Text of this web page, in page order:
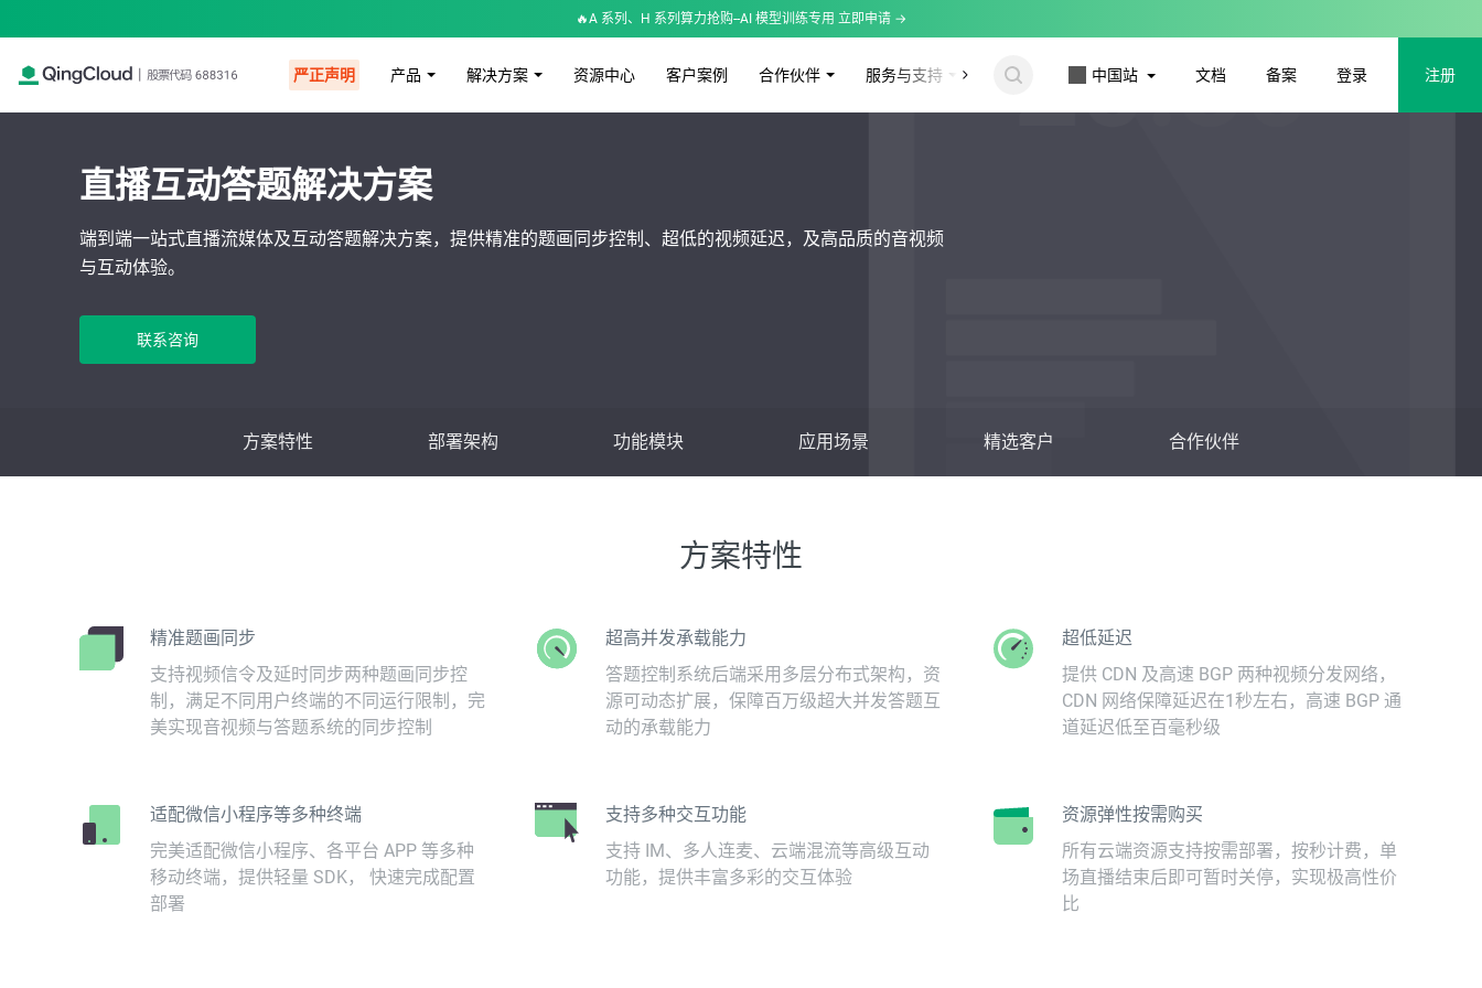
🔥A 系列、H 系列算力抢购--AI 模型训练专用 立即申请 →
严正声明 产品 解决方案 资源中心 客户案例 合作伙伴 服务与支持 更多 中国站 文档 备案 登录 注册
直播互动答题解决方案
端到端一站式直播流媒体及互动答题解决方案，提供精准的题画同步控制、超低的视频延迟，及高品质的音视频
与互动体验。
联系咨询
方案特性 部署架构 功能模块 应用场景 精选客户 合作伙伴
方案特性
精准题画同步
支持视频信令及延时同步两种题画同步控
制，满足不同用户终端的不同运行限制，完
美实现音视频与答题系统的同步控制
超高并发承载能力
答题控制系统后端采用多层分布式架构，资
源可动态扩展，保障百万级超大并发答题互
动的承载能力
超低延迟
提供 CDN 及高速 BGP 两种视频分发网络，
CDN 网络保障延迟在1秒左右，高速 BGP 通
道延迟低至百毫秒级
适配微信小程序等多种终端
完美适配微信小程序、各平台 APP 等多种
移动终端，提供轻量 SDK， 快速完成配置
部署
支持多种交互功能
支持 IM、多人连麦、云端混流等高级互动
功能，提供丰富多彩的交互体验
资源弹性按需购买
所有云端资源支持按需部署，按秒计费，单
场直播结束后即可暂时关停，实现极高性价
比